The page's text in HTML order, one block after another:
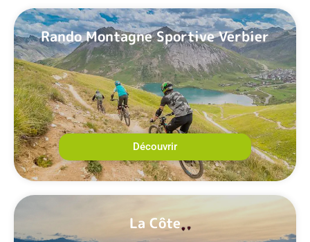
Rando Montagne Sportive Verbier
Découvrir
La Côte